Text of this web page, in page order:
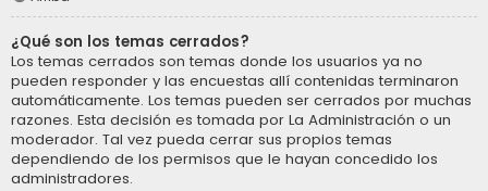
¿Qué son los temas cerrados?
Los temas cerrados son temas donde los usuarios ya no
pueden responder y las encuestas allí contenidas terminaron
automáticamente. Los temas pueden ser cerrados por muchas
razones. Esta decisión es tomada por La Administración o un
moderador. Tal vez pueda cerrar sus propios temas
dependiendo de los permisos que le hayan concedido los
administradores.